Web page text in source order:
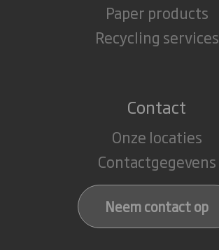
Paper products
Recycling services
Contact
Onze locaties
Contactgegevens
Neem contact op